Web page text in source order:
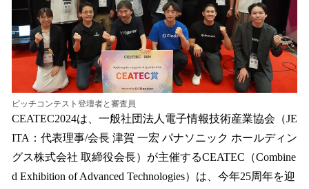
ピッチコンテスト登壇者と審査員
CEATEC2024は、一般社団法人電子情報技術産業協会（JE
ITA：代表理事/会長 津賀 一宏 パナソニック ホールディン
グス株式会社 取締役会長）が主催するCEATEC（Combine
d Exhibition of Advanced Technologies）は、今年25周年を迎